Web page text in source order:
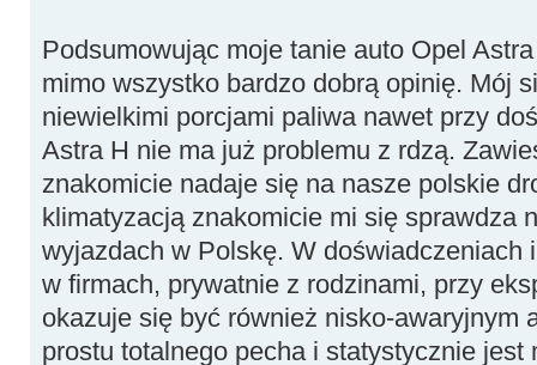
Podsumowując moje tanie auto Opel
mimo wszystko bardzo dobrą opinię. Mój
niewielkimi porcjami paliwa nawet przy
Astra H nie ma już problemu z rdzą.
znakomicie nadaje się na nasze polskie
klimatyzacją znakomicie mi się sprawdza
wyjazdach w Polskę. W doświadczeniach
w firmach, prywatnie z rodzinami, przy
okazuje się być również nisko-awaryjnym
prostu totalnego pecha i statystycznie jest